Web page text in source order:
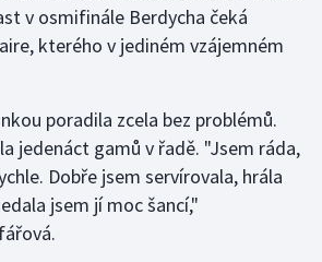
v osmifinále Berdycha čeká
kterého v jediném vzájemném
poradila zcela bez problémů.
jedenáct gamů v řadě. "Jsem ráda,
Dobře jsem servírovala, hrála
jsem jí moc šancí,"